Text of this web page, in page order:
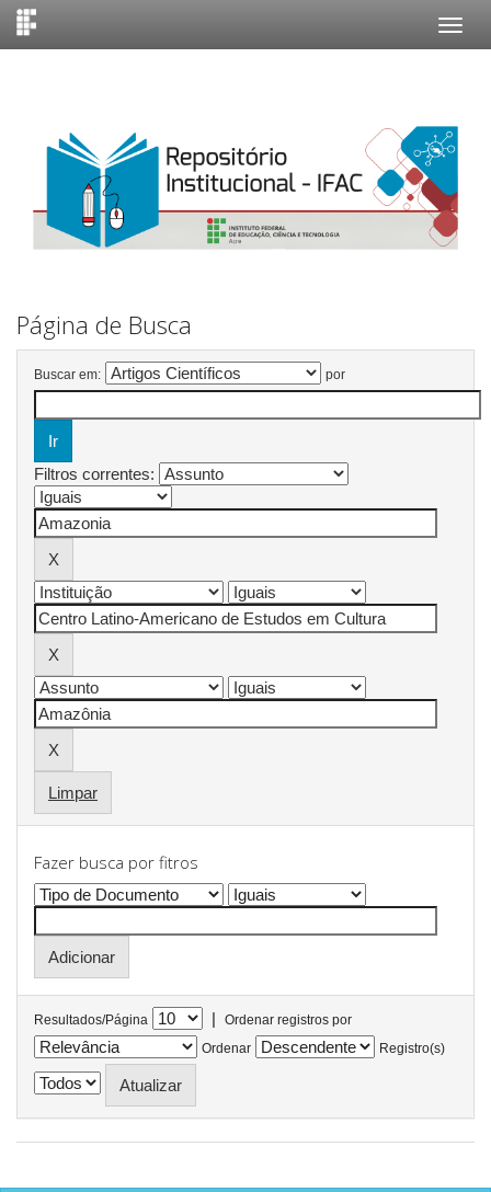
Página de Busca
Buscar em: por
Filtros correntes:
Limpar
Fazer busca por fitros
Resultados/Página |
Ordenar registros por
Ordenar
Registro(s)